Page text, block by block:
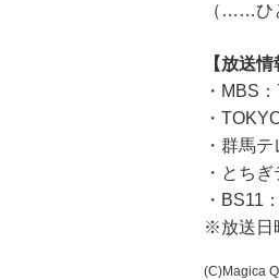
（……ひ
【放送情
・MBS
・
・群馬
・とち
・BS11
※放送日
(C)Magica